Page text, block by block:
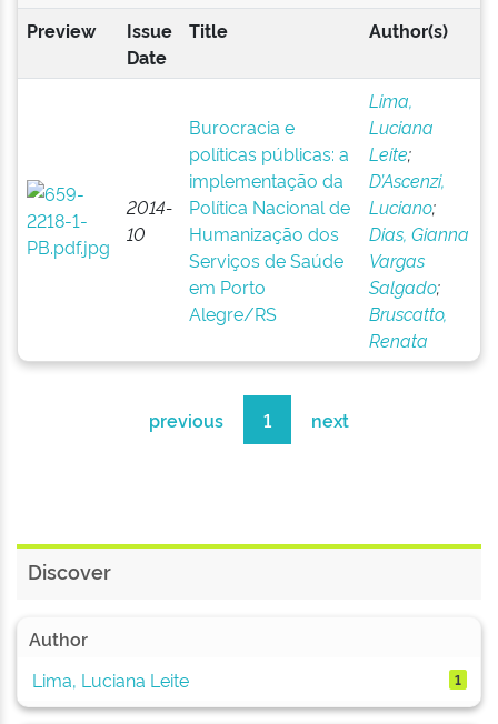
Preview
Issue
Date
Title Author(s)
2014-
10
Burocracia e
políticas públicas: a
implementação da
Política Nacional de
Humanização dos
Serviços de Saúde
em Porto
Alegre/RS
Lima,
Luciana
Leite;
D’Ascenzi,
Luciano;
Dias, Gianna
Vargas
Salgado;
Bruscatto,
Renata
previous 1 next
Discover
Author
Lima, Luciana Leite
1